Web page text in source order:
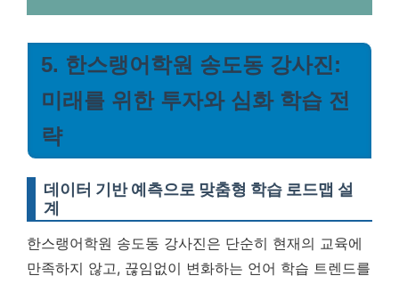
5. 한스랭어학원 송도동 강사진:
미래를 위한 투자와 심화 학습 전
략
데이터 기반 예측으로 맞춤형 학습 로드맵 설
계
한스랭어학원 송도동 강사진은 단순히 현재의 교육에
만족하지 않고, 끊임없이 변화하는 언어 학습 트렌드를